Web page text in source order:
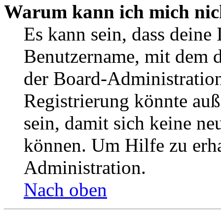
Warum kann ich mich
Es kann sein, dass
Benutzername, mit dem
der Board-
Registrierung könnte
sein, damit sich keine
können. Um Hilfe zu
Administration.
Nach oben